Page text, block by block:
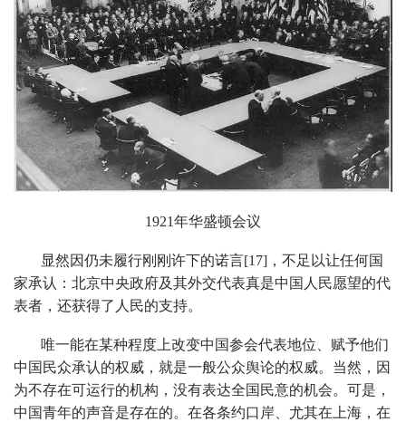
1921年华盛顿会议
显然因仍未履行刚刚许下的诺言[17]，不足以让任何国
家承认：北京中央政府及其外交代表真是中国人民愿望的代
表者，还获得了人民的支持。
唯一能在某种程度上改变中国参会代表地位、赋予他们
中国民众承认的权威，就是一般公众舆论的权威。当然，因
为不存在可运行的机构，没有表达全国民意的机会。可是，
中国青年的声音是存在的。在各条约口岸、尤其在上海，在